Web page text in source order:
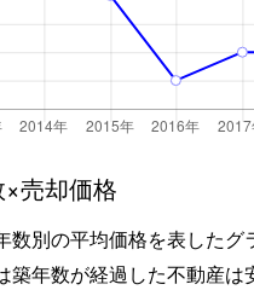
売却価格
数別の平均価格を表したグ
築年数が経過した不動産は